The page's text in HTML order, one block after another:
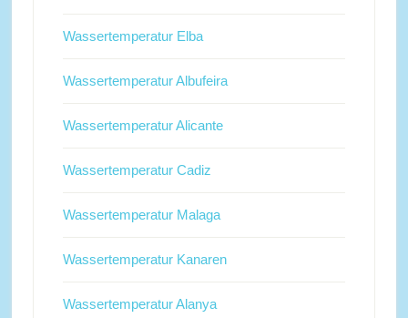
Wassertemperatur Elba
Wassertemperatur Albufeira
Wassertemperatur Alicante
Wassertemperatur Cadiz
Wassertemperatur Malaga
Wassertemperatur Kanaren
Wassertemperatur Alanya